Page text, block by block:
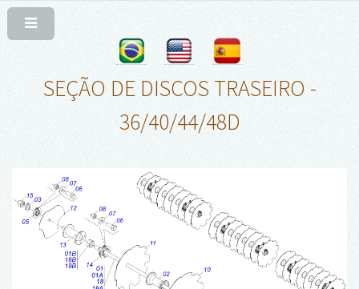
SEÇÃO DE DISCOS TRASEIRO -
36/40/44/48D